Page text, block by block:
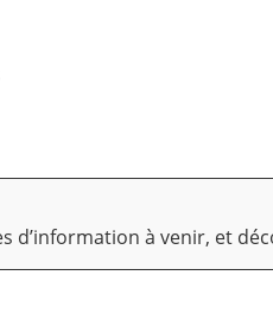
d’information à venir, et